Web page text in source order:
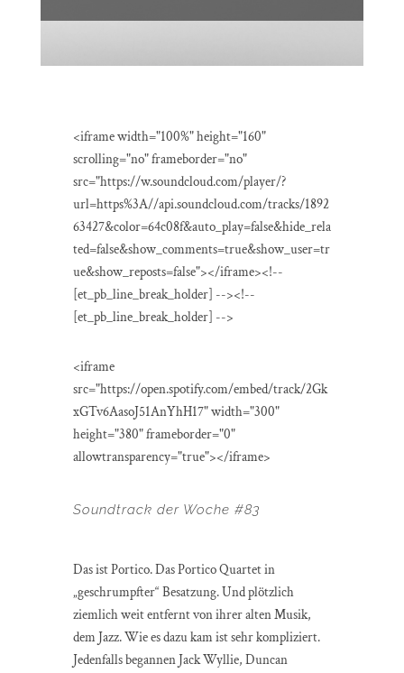
<iframe width="100%" height="160"
scrolling="no" frameborder="no"
src="https://w.soundcloud.com/player/?
url=https%3A//api.soundcloud.com/tracks/1892
63427&color=64c08f&auto_play=false&hide_rela
ted=false&show_comments=true&show_user=tr
ue&show_reposts=false"></iframe><!--
[et_pb_line_break_holder] --><!--
[et_pb_line_break_holder] -->
<iframe
src="https://open.spotify.com/embed/track/2Gk
xGTv6AasoJ51AnYhH17" width="300"
height="380" frameborder="0"
allowtransparency="true"></iframe>
Soundtrack der Woche #83
Das ist Portico. Das Portico Quartet in
„geschrumpfter“ Besatzung. Und plötzlich
ziemlich weit entfernt von ihrer alten Musik,
dem Jazz. Wie es dazu kam ist sehr kompliziert.
Jedenfalls begannen Jack Wyllie, Duncan